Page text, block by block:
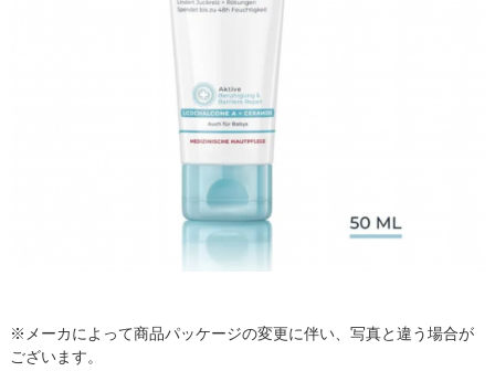
※メーカによって商品パッケージの変更に伴い、写真と違う場合が
ございます。